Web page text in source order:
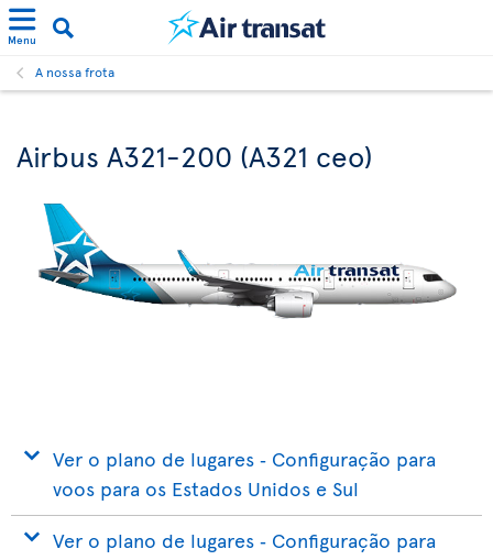
Menu
A nossa frota
Airbus A321-200 (A321 ceo)
Ver o plano de lugares ‐ Configuração para
voos para os Estados Unidos e Sul
Ver o plano de lugares ‐ Configuração para